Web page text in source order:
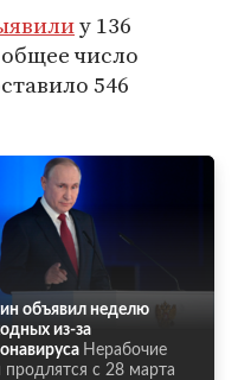
у 136
число
546
объявил неделю
из-за
Нерабочие
продлятся с 28 марта